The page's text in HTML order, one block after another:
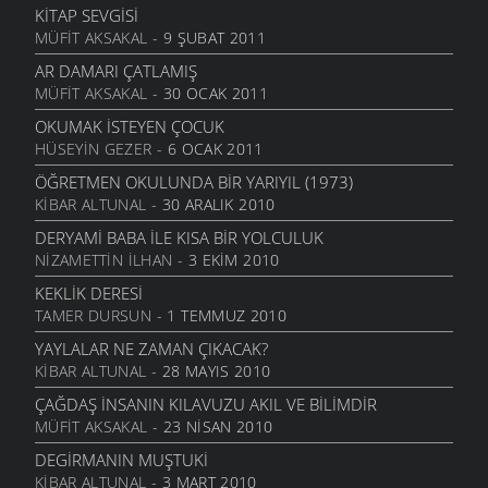
ŞIIRLER- 13 HAZIRAN 2006
ÇEKERIZ
ŞIIRLER - 2 HAZIRAN 2006
GURBET
ŞIIRLER- 25 MAYIS 2006
YOKSULLUK
ŞIIRLER- 24 MAYIS 2006
MEMLEKET HASRETI
ŞIIRLER - 24 MAYIS 2006
UMUT TRENI
ŞIIRLER - 16 MAYIS 2006
GÖÇSEL SÖYLEŞI
ŞIIRLER - 16 MAYIS 2006
MOR DÜŞLER
ŞIIRLER- 16 MAYIS 2006
BİR KADEH ŞARABA GİBİ
ŞIIRLER - 13 MAYIS 2006
KITAP SEVGISI
MÜFIT AKSAKAL - 9 ŞUBAT 2011
AR DAMARI ÇATLAMIŞ
MÜFIT AKSAKAL - 30 OCAK 2011
OKUMAK İSTEYEN ÇOCUK
HÜSEYIN GEZER - 6 OCAK 2011
ÖĞRETMEN OKULUNDA BIR YARIYIL (1973)
KIBAR ALTUNAL - 30 ARALIK 2010
DERYAMI BABA İLE KISA BIR YOLCULUK
NIZAMETTIN İLHAN - 3 EKIM 2010
KEKLIK DERESI
TAMER DURSUN - 1 TEMMUZ 2010
YAYLALAR NE ZAMAN ÇIKACAK?
KIBAR ALTUNAL - 28 MAYIS 2010
ÇAĞDAŞ İNSANIN KILAVUZU AKIL VE BILIMDIR
MÜFIT AKSAKAL - 23 NISAN 2010
DEGIRMANIN MUŞTUKI
KIBAR ALTUNAL - 3 MART 2010